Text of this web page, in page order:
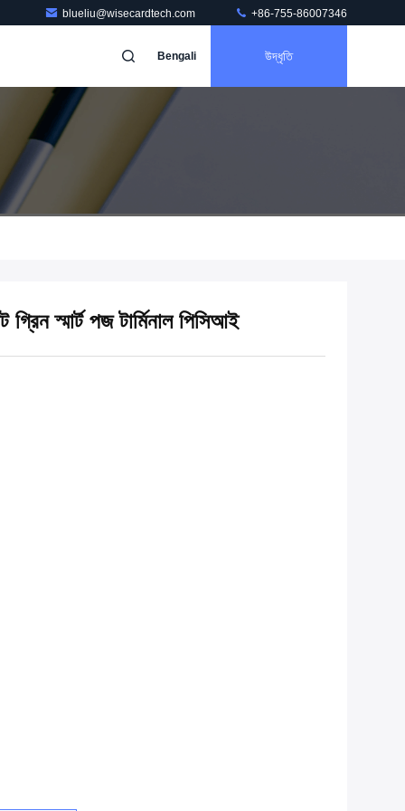
blueliu@wisecardtech.com +86-755-86007346
Bengali উদ্ধৃতি
স্মার্ট পজ টার্মিনাল পিসিআই